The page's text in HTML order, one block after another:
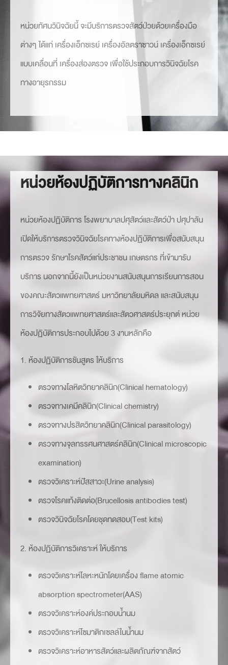
หน่วยทัศนวินิจฉัยนี้ จะมีบริการตรวจสัตว์ป่วยด้วยเครื่องมือ
ต่างๆ ได้แก่ เครื่องเอ็กซเรย์ เครื่องอัลตราซาวน์ เครื่องเอ็กซเรย์
แบบเคลื่อนที่ เครื่องส่องตรวจ เพื่อใช้ประกอบการวินิจฉัยโรค
ทางอายุรกรรม
หน่วยห้องปฏิบัติการทางคลินิก
หน่วยห้องปฏิบัติการ โรงพยาบาลปศุสัตว์และสัตว์ป่า ปศุปาลัน
เปิดให้บริการตรวจวินิจฉัยโรคทางห้องปฏิบัติการเพื่อสนับสนุน
การตรวจ รักษาโรคสัตว์แก่ประชาชน เกษตรกร ที่เข้ามารับ
บริการ นอกจากนี้ยังเป็นหน่วยงานสนับสนุนการเรียนการสอน
ของคณะสัตวแพทยศาสตร์ มหาวิทยาลัยมหิดล และสนับสนุน
การวิจัยทางสัตวแพทยศาสตร์และสัตวศาสตร์ประยุกต์ หน่วย
ห้องปฏิบัติการประกอบไปด้วย 3 งานหลักคือ
1. ห้องปฏิบัติการชันสูตร ให้บริการ
ตรวจทางโลหิตวิทยาคลินิก(Clinical hematology)
ตรวจทางเคมีคลินิก(Clinical chemistry)
ตรวจทางปรสิตวิทยาคลินิก(Clinical parasitology)
ตรวจทางจุลทรรศนศาสตร์คลินิก(Clinical microscopic
examination)
ตรวจวิเคราะห์ปัสสาวะ(Urine analysis)
ตรวจโรคแท้งติดต่อ(Brucellosis antibodies test)
ตรวจวินิจฉัยโรคโดยชุดทดสอบ(Test kits)
2. ห้องปฏิบัติการวิเคราะห์ ให้บริการ
ตรวจวิเคราะห์โลหะหนักโดยเครื่อง flame atomic
absorption spectrometer(AAS)
ตรวจวิเคราะห์องค์ประกอบน้ำนม
ตรวจวิเคราะห์โซมาติกเซลล์ในน้ำนม
ตรวจวิเคราะห์อาหารสัตว์และผลิตภัณฑ์จากสัตว์